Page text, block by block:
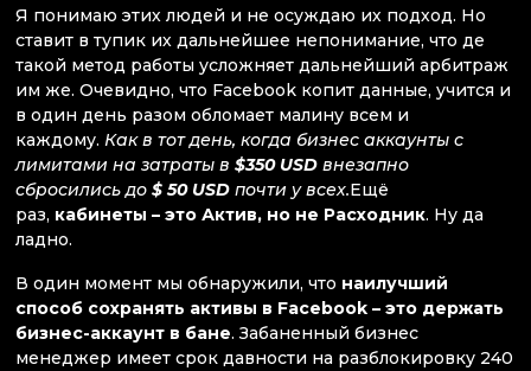
Я понимаю этих людей и не осуждаю их подход. Но
ставит в тупик их дальнейшее непонимание, что де
такой метод работы усложняет дальнейший арбитраж
им же. Очевидно, что Facebook копит данные, учится и
в один день разом обломает малину всем и
каждому. Как в тот день, когда бизнес аккаунты с
лимитами на затраты в $350 USD внезапно
сбросились до $ 50 USD почти у всех.Ещё
раз, кабинеты – это Актив, но не Расходник. Ну да
ладно.
В один момент мы обнаружили, что наилучший
способ сохранять активы в Facebook – это держать
бизнес-аккаунт в бане. Забаненный бизнес
менеджер имеет срок давности на разблокировку 240